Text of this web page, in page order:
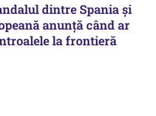
dintre Spania și
anunță când ar
la frontieră